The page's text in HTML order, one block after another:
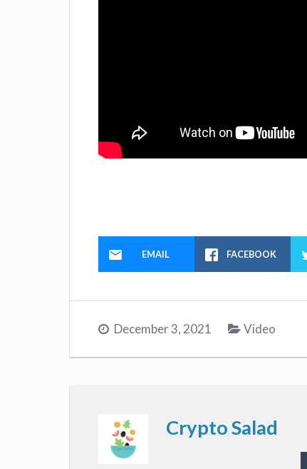
EMAIL FACEBOOK
December 3, 2021 Video
Crypto Salad